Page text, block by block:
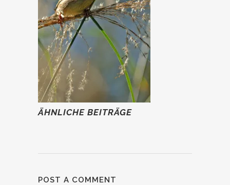
ÄHNLICHE BEITRÄGE
POST A COMMENT